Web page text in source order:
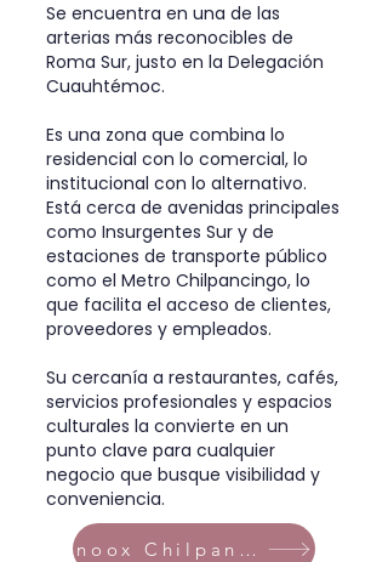
Se encuentra en una de las
arterias más reconocibles de
Roma Sur, justo en la Delegación
Cuauhtémoc.
Es una zona que combina lo
residencial con lo comercial, lo
institucional con lo alternativo.
Está cerca de avenidas principales
como Insurgentes Sur y de
estaciones de transporte público
como el Metro Chilpancingo, lo
que facilita el acceso de clientes,
proveedores y empleados.
Su cercanía a restaurantes, cafés,
servicios profesionales y espacios
culturales la convierte en un
punto clave para cualquier
negocio que busque visibilidad y
conveniencia.
noox Chilpancingo